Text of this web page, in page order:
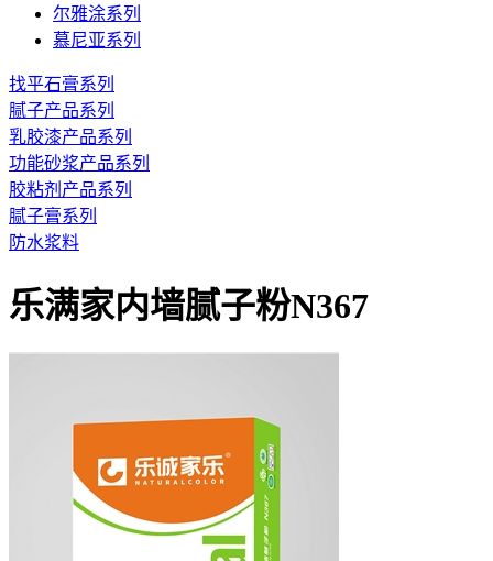
尔雅涂系列
慕尼亚系列
找平石膏系列
腻子产品系列
乳胶漆产品系列
功能砂浆产品系列
胶粘剂产品系列
腻子膏系列
防水浆料
乐满家内墙腻子粉N367